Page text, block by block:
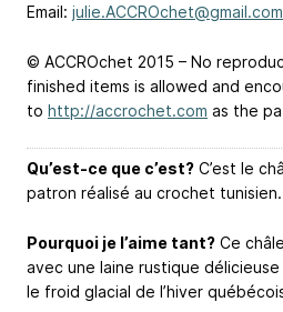
Email: julie.ACCROchet@gmail.com
© ACCROchet 2015 – No
finished items is allowed and
to http://accrochet.com as the
Qu’est-ce que c’est? C’est le
patron réalisé au crochet tunisien.
Pourquoi je l’aime tant? Ce
avec une laine rustique
le froid glacial de l’hiver